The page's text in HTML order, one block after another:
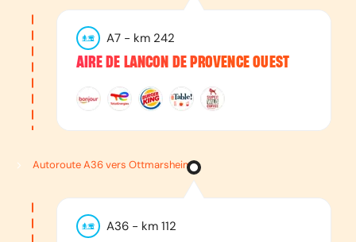
A7 - km 242
AIRE DE LANCON DE PROVENCE OUEST
Autoroute A36 vers Ottmarsheim
A36 - km 112